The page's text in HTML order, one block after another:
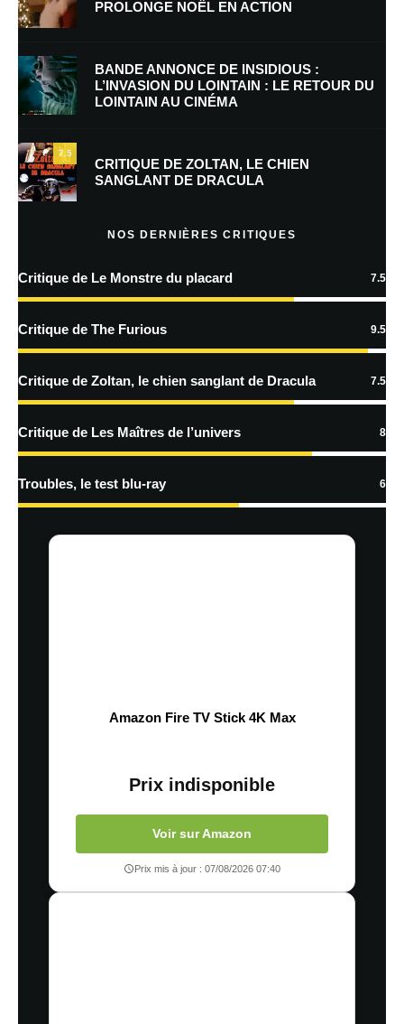
Nom*
E-mail* Site web
Enregistrer mon nom, mon e-mail et mon site dans le navigateur pour
traitées
PROLONGE NOËL EN ACTION
BANDE ANNONCE DE INSIDIOUS :
L’INVASION DU LOINTAIN : LE RETOUR DU
LOINTAIN AU CINÉMA
7.5
CRITIQUE DE ZOLTAN, LE CHIEN
SANGLANT DE DRACULA
NOS DERNIÈRES CRITIQUES
Critique de Le Monstre du placard 7.5
Critique de The Furious 9.5
Critique de Zoltan, le chien sanglant de Dracula 7.5
Critique de Les Maîtres de l’univers 8
Troubles, le test blu-ray 6
Amazon Fire TV Stick 4K Max
Prix indisponible
Voir sur Amazon
Prix mis à jour : 07/08/2026 07:40